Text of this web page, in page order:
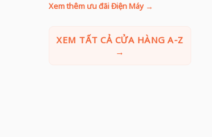
Xem thêm ưu đãi Điện Máy →
XEM TẤT CẢ CỬA HÀNG A-Z
→